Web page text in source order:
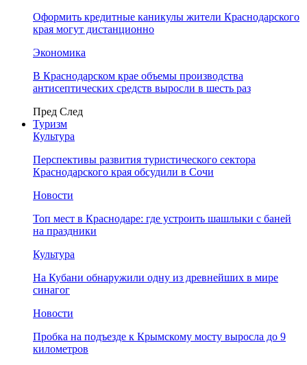
Оформить кредитные каникулы жители Краснодарского
края могут дистанционно
Экономика
В Краснодарском крае объемы производства
антисептических средств выросли в шесть раз
Пред След
Туризм
Культура
Перспективы развития туристического сектора
Краснодарского края обсудили в Сочи
Новости
Топ мест в Краснодаре: где устроить шашлыки с баней
на праздники
Культура
На Кубани обнаружили одну из древнейших в мире
синагог
Новости
Пробка на подъезде к Крымскому мосту выросла до 9
километров